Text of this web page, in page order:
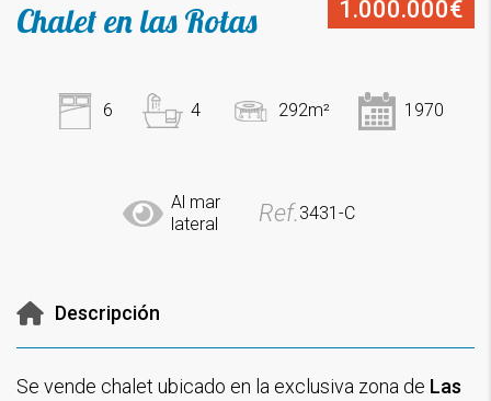
1.000.000€
Chalet en las Rotas
6 4 292m² 1970
Al mar
lateral
Ref. 3431-C
Descripción
Se vende chalet ubicado en la exclusiva zona de Las